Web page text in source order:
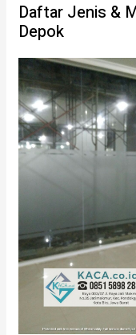
Daftar Jenis &
Depok